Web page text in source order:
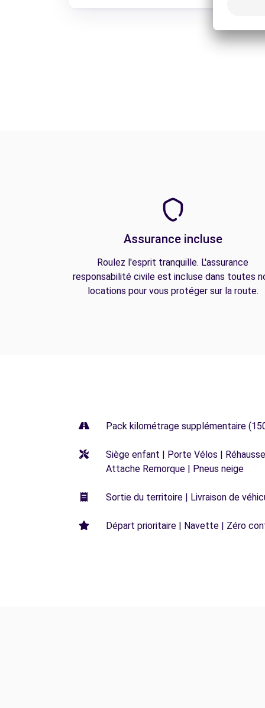
Assurance incluse
Roulez l'esprit tranquille. L'assurance
responsabilité civile est incluse dans toutes
locations pour vous protéger sur la route.
Pack kilométrage supplémentaire
Siège enfant | Porte Vélos |
Attache Remorque | Pneus neige
Sortie du territoire | Livraison de
Départ prioritaire | Navette | Zéro